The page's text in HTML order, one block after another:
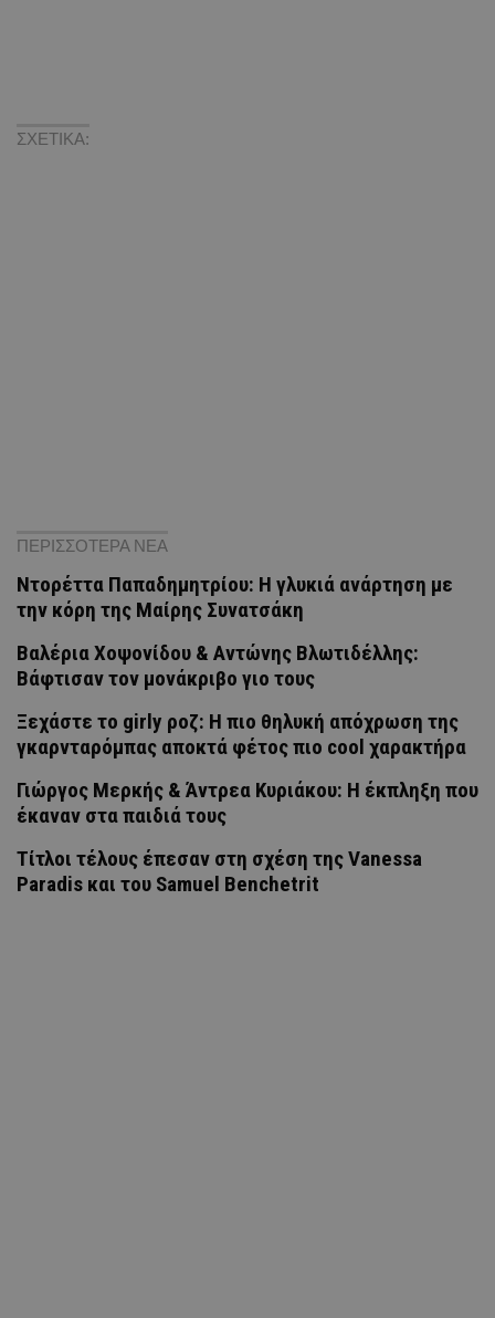
ΣΧΕΤΙΚΑ:
ΠΕΡΙΣΣΟΤΕΡΑ ΝΕΑ
Ντορέττα Παπαδημητρίου: Η γλυκιά ανάρτηση με
την κόρη της Μαίρης Συνατσάκη
Βαλέρια Χοψονίδου & Αντώνης Βλωτιδέλλης:
Βάφτισαν τον μονάκριβο γιο τους
Ξεχάστε το girly ροζ: Η πιο θηλυκή απόχρωση της
γκαρνταρόμπας αποκτά φέτος πιο cool χαρακτήρα
Γιώργος Μερκής & Άντρεα Κυριάκου: Η έκπληξη που
έκαναν στα παιδιά τους
Τίτλοι τέλους έπεσαν στη σχέση της Vanessa
Paradis και του Samuel Benchetrit